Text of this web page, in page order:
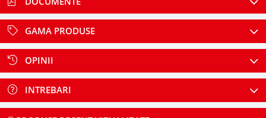
GAMA PRODUSE
OPINII
INTREBARI